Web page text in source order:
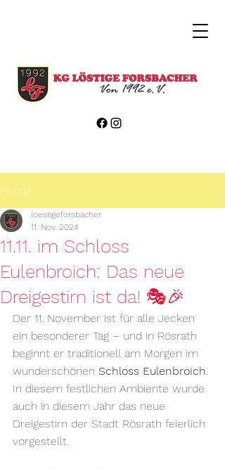
Beitrag
11.11. im Schloss
Eulenbroich: Das neue
Dreigestirn ist da! 🎭🎉
loestigeforsbacher
11. Nov. 2024
Der 11. November ist für alle Jecken
ein besonderer Tag – und in Rösrath
beginnt er traditionell am Morgen im
wunderschönen Schloss Eulenbroich.
In diesem festlichen Ambiente wurde
auch in diesem Jahr das neue
Dreigestirn der Stadt Rösrath feierlich
vorgestellt.